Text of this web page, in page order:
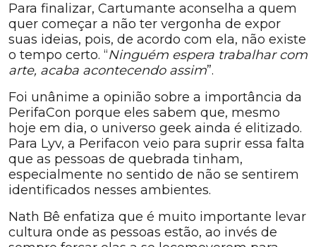
Para finalizar, Cartumante aconselha a quem
quer começar a não ter vergonha de expor
suas ideias, pois, de acordo com ela, não existe
o tempo certo. “Ninguém espera trabalhar com
arte, acaba acontecendo assim”.
Foi unânime a opinião sobre a importância da
PerifaCon porque eles sabem que, mesmo
hoje em dia, o universo geek ainda é elitizado.
Para Lyv, a Perifacon veio para suprir essa falta
que as pessoas de quebrada tinham,
especialmente no sentido de não se sentirem
identificados nesses ambientes.
Nath Bê enfatiza que é muito importante levar
cultura onde as pessoas estão, ao invés de